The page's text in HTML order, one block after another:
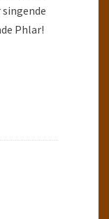
Phlar!